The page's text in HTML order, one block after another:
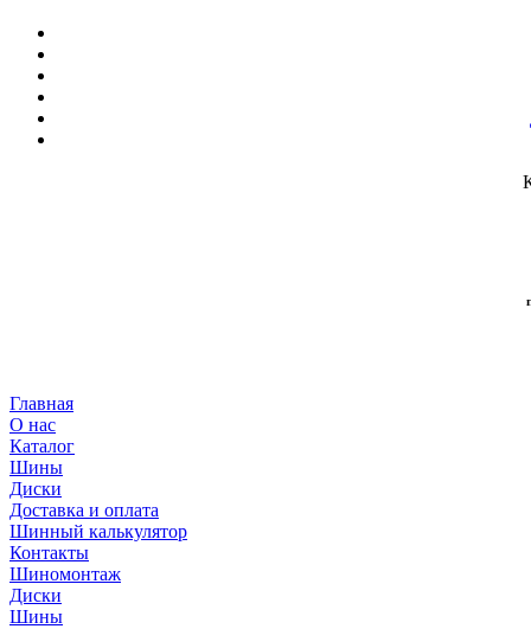
Главная
О нас
Каталог
Шины
Диски
Доставка и оплата
Шинный калькулятор
Контакты
Шиномонтаж
Диски
Шины